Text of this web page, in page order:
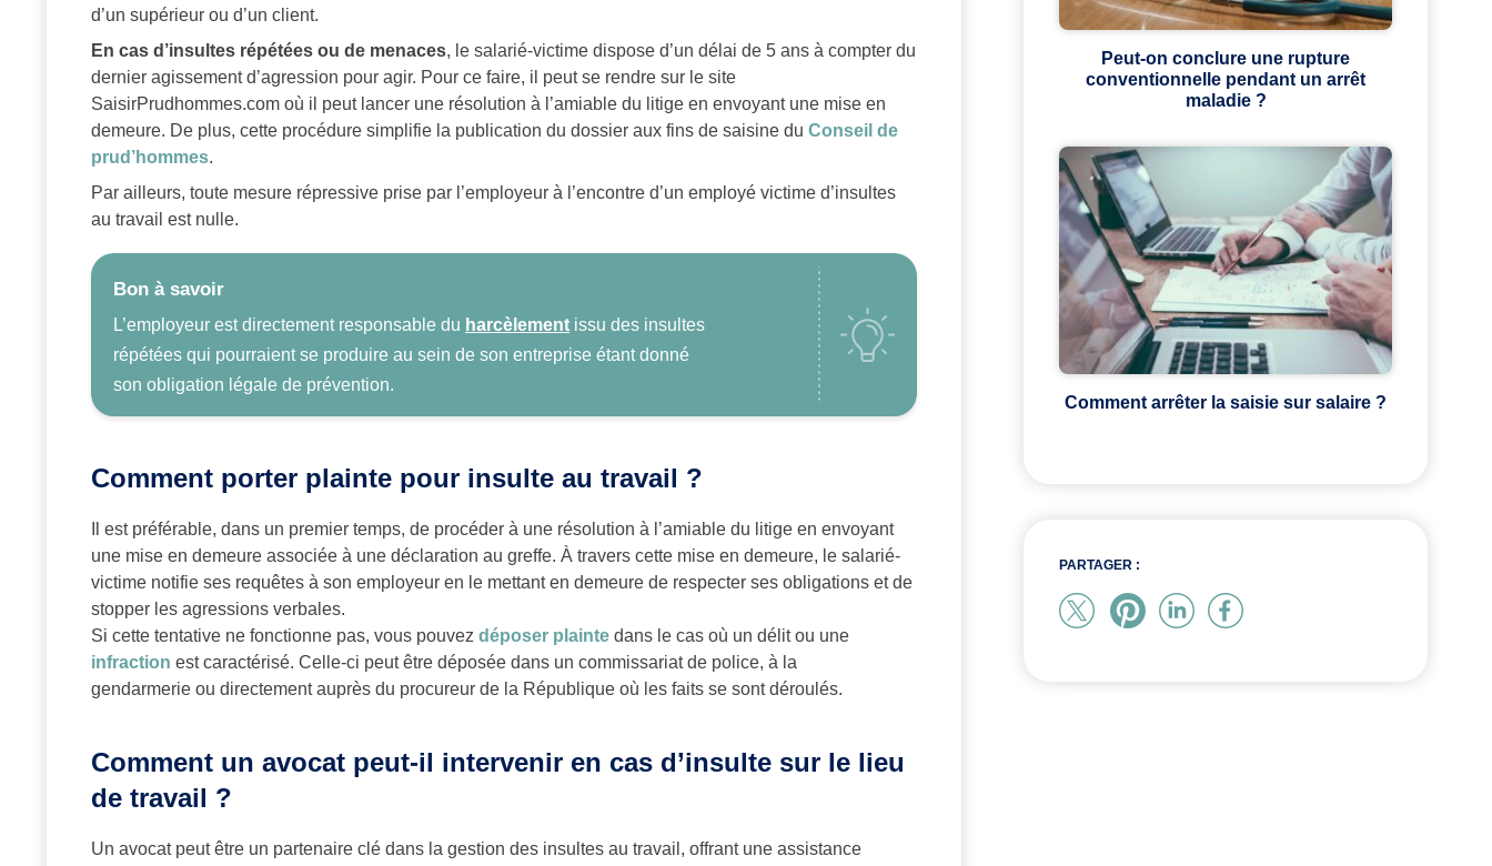
d’un supérieur ou d’un client.
En cas d’insultes répétées ou de menaces, le salarié-victime dispose d’un délai de 5 ans à compter du
dernier agissement d’agression pour agir. Pour ce faire, il peut se rendre sur le site
SaisirPrudhommes.com où il peut lancer une résolution à l’amiable du litige en envoyant une mise en
demeure. De plus, cette procédure simplifie la publication du dossier aux fins de saisine du Conseil de
prud’hommes.
Par ailleurs, toute mesure répressive prise par l’employeur à l’encontre d’un employé victime d’insultes
au travail est nulle.
Bon à savoir
L’employeur est directement responsable du harcèlement issu des insultes
répétées qui pourraient se produire au sein de son entreprise étant donné
son obligation légale de prévention.
Comment porter plainte pour insulte au travail ?
Il est préférable, dans un premier temps, de procéder à une résolution à l’amiable du litige en envoyant
une mise en demeure associée à une déclaration au greffe. À travers cette mise en demeure, le salarié-
victime notifie ses requêtes à son employeur en le mettant en demeure de respecter ses obligations et de
stopper les agressions verbales.
Si cette tentative ne fonctionne pas, vous pouvez déposer plainte dans le cas où un délit ou une
infraction est caractérisé. Celle-ci peut être déposée dans un commissariat de police, à la
gendarmerie ou directement auprès du procureur de la République où les faits se sont déroulés.
Comment un avocat peut-il intervenir en cas d’insulte sur le lieu
de travail ?
Un avocat peut être un partenaire clé dans la gestion des insultes au travail, offrant une assistance
Peut-on conclure une rupture
conventionnelle pendant un arrêt
maladie ?
Comment arrêter la saisie sur salaire ?
PARTAGER :